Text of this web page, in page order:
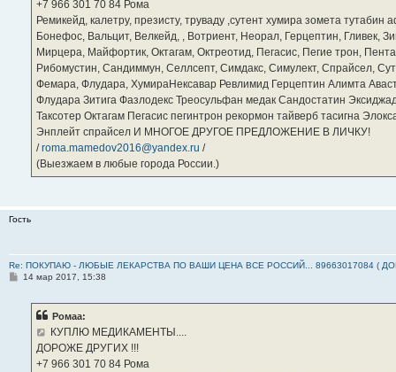
‪+7 966 301 70 84‬ Рома
Ремикейд, калетру, презисту, труваду ,сутент хумира зомета
Бонефос, Вальцит, Велкейд, , Вотриент, Неорал, Герцептин, Гливек,
Мирцера, Майфортик, Октагам, Октреотид, Пегасис, Пегие трон,
Рибомустин, Сандиммун, Селлсепт, Симдакс, Симулект, Спрайсел,
Фемара, Флудара, ХумираНексавар Ревлимид Герцептин Алимта
Флудара Зитига Фазлодекс Треосульфан медак Сандостатин
Таксотер Октагам Пегасис пегинтрон рекормон тайверб тасигна
Энплейт спрайсел И МНОГОЕ ДРУГОЕ ПРЕДЛОЖЕНИЕ В ЛИЧКУ!
/roma.mamedov2016@yandex.ru /
(Выезжаем в любые города России.)
Гость
Re: ПОКУПАЮ - ЛЮБЫЕ ЛЕКАРСТВА ПО ВАШИ ЦЕНА ВСЕ РОССИЙ... 89663017084 (
С14 мар 2017, 15:38
Ромаа:
КУПЛЮ МЕДИКАМЕНТЫ....
ДОРОЖЕ ДРУГИХ !!!
‪+7 966 301 70 84‬ Рома